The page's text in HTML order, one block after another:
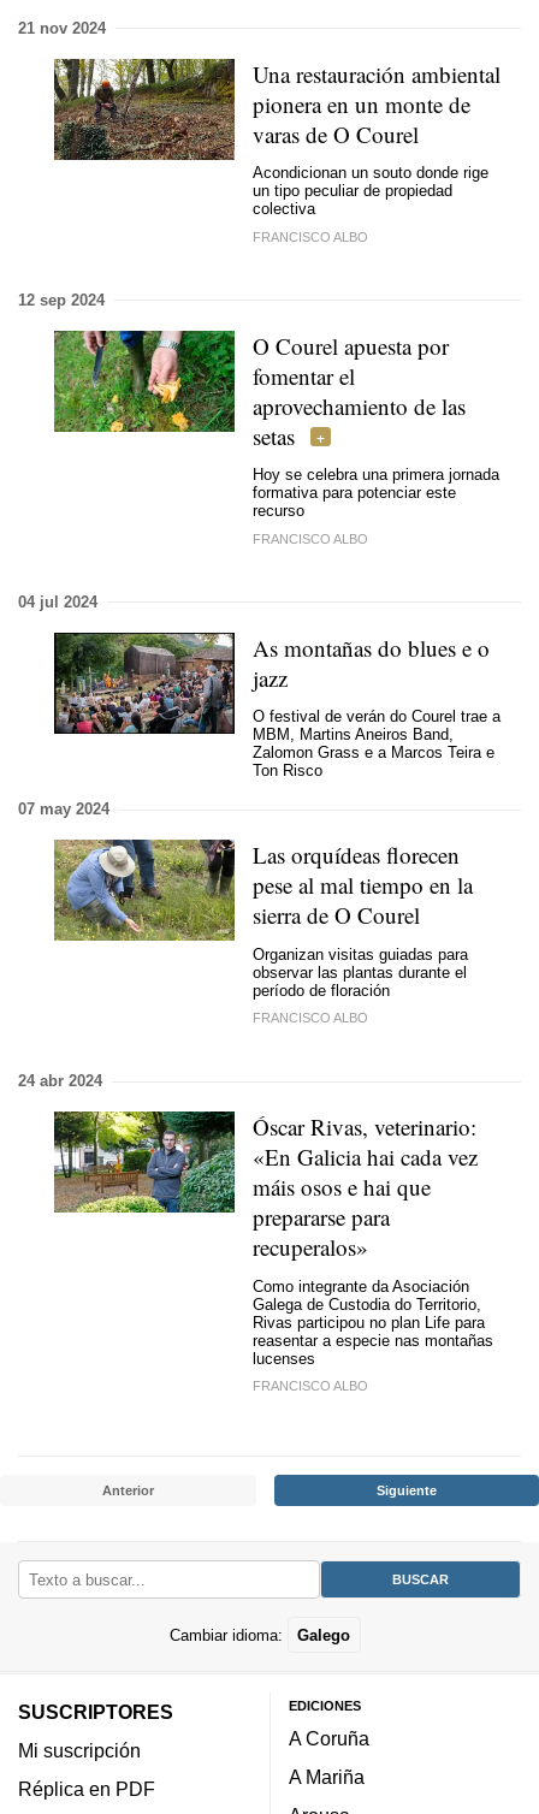
21 nov 2024
Una restauración ambiental
pionera en un monte de
varas de O Courel
Acondicionan un souto donde rige
un tipo peculiar de propiedad
colectiva
FRANCISCO ALBO
12 sep 2024
O Courel apuesta por
fomentar el
aprovechamiento de las
setas
Hoy se celebra una primera jornada
formativa para potenciar este
recurso
FRANCISCO ALBO
04 jul 2024
As montañas do blues e o
jazz
O festival de verán do Courel trae a
MBM, Martins Aneiros Band,
Zalomon Grass e a Marcos Teira e
Ton Risco
07 may 2024
Las orquídeas florecen
pese al mal tiempo en la
sierra de O Courel
Organizan visitas guiadas para
observar las plantas durante el
período de floración
FRANCISCO ALBO
24 abr 2024
Óscar Rivas, veterinario:
«En Galicia hai cada vez
máis osos e hai que
prepararse para
recuperalos»
Como integrante da Asociación
Galega de Custodia do Territorio,
Rivas participou no plan Life para
reasentar a especie nas montañas
lucenses
FRANCISCO ALBO
Anterior Siguiente
Cambiar idioma: Galego
SUSCRIPTORES
Mi suscripción
Réplica en PDF
EDICIONES
A Coruña
A Mariña